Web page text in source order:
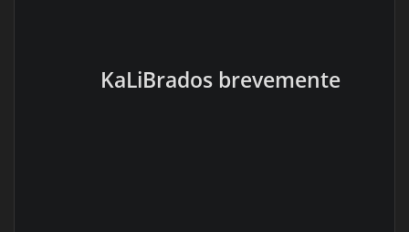
KaLiBrados brevemente